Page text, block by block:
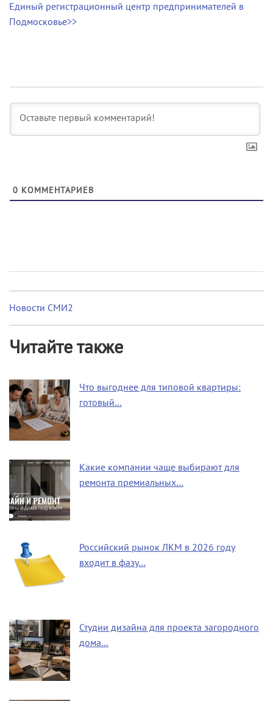
Единый регистрационный центр предпринимателей в
Подмосковье>>
0 КОММЕНТАРИЕВ
Новости СМИ2
Читайте также
Что выгоднее для типовой квартиры:
готовый…
Какие компании чаще выбирают для
ремонта премиальных…
Российский рынок ЛКМ в 2026 году
входит в фазу…
Студии дизайна для проекта загородного
дома…